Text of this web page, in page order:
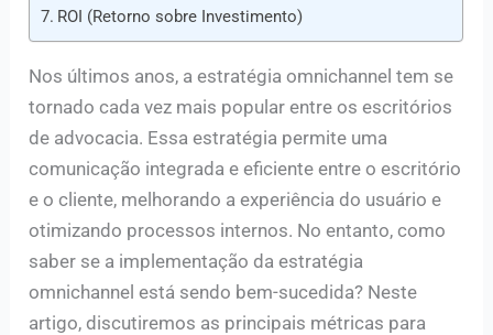
ROI (Retorno sobre Investimento)
Nos últimos anos, a estratégia omnichannel tem se
tornado cada vez mais popular entre os escritórios
de advocacia. Essa estratégia permite uma
comunicação integrada e eficiente entre o escritório
e o cliente, melhorando a experiência do usuário e
otimizando processos internos. No entanto, como
saber se a implementação da estratégia
omnichannel está sendo bem-sucedida? Neste
artigo, discutiremos as principais métricas para